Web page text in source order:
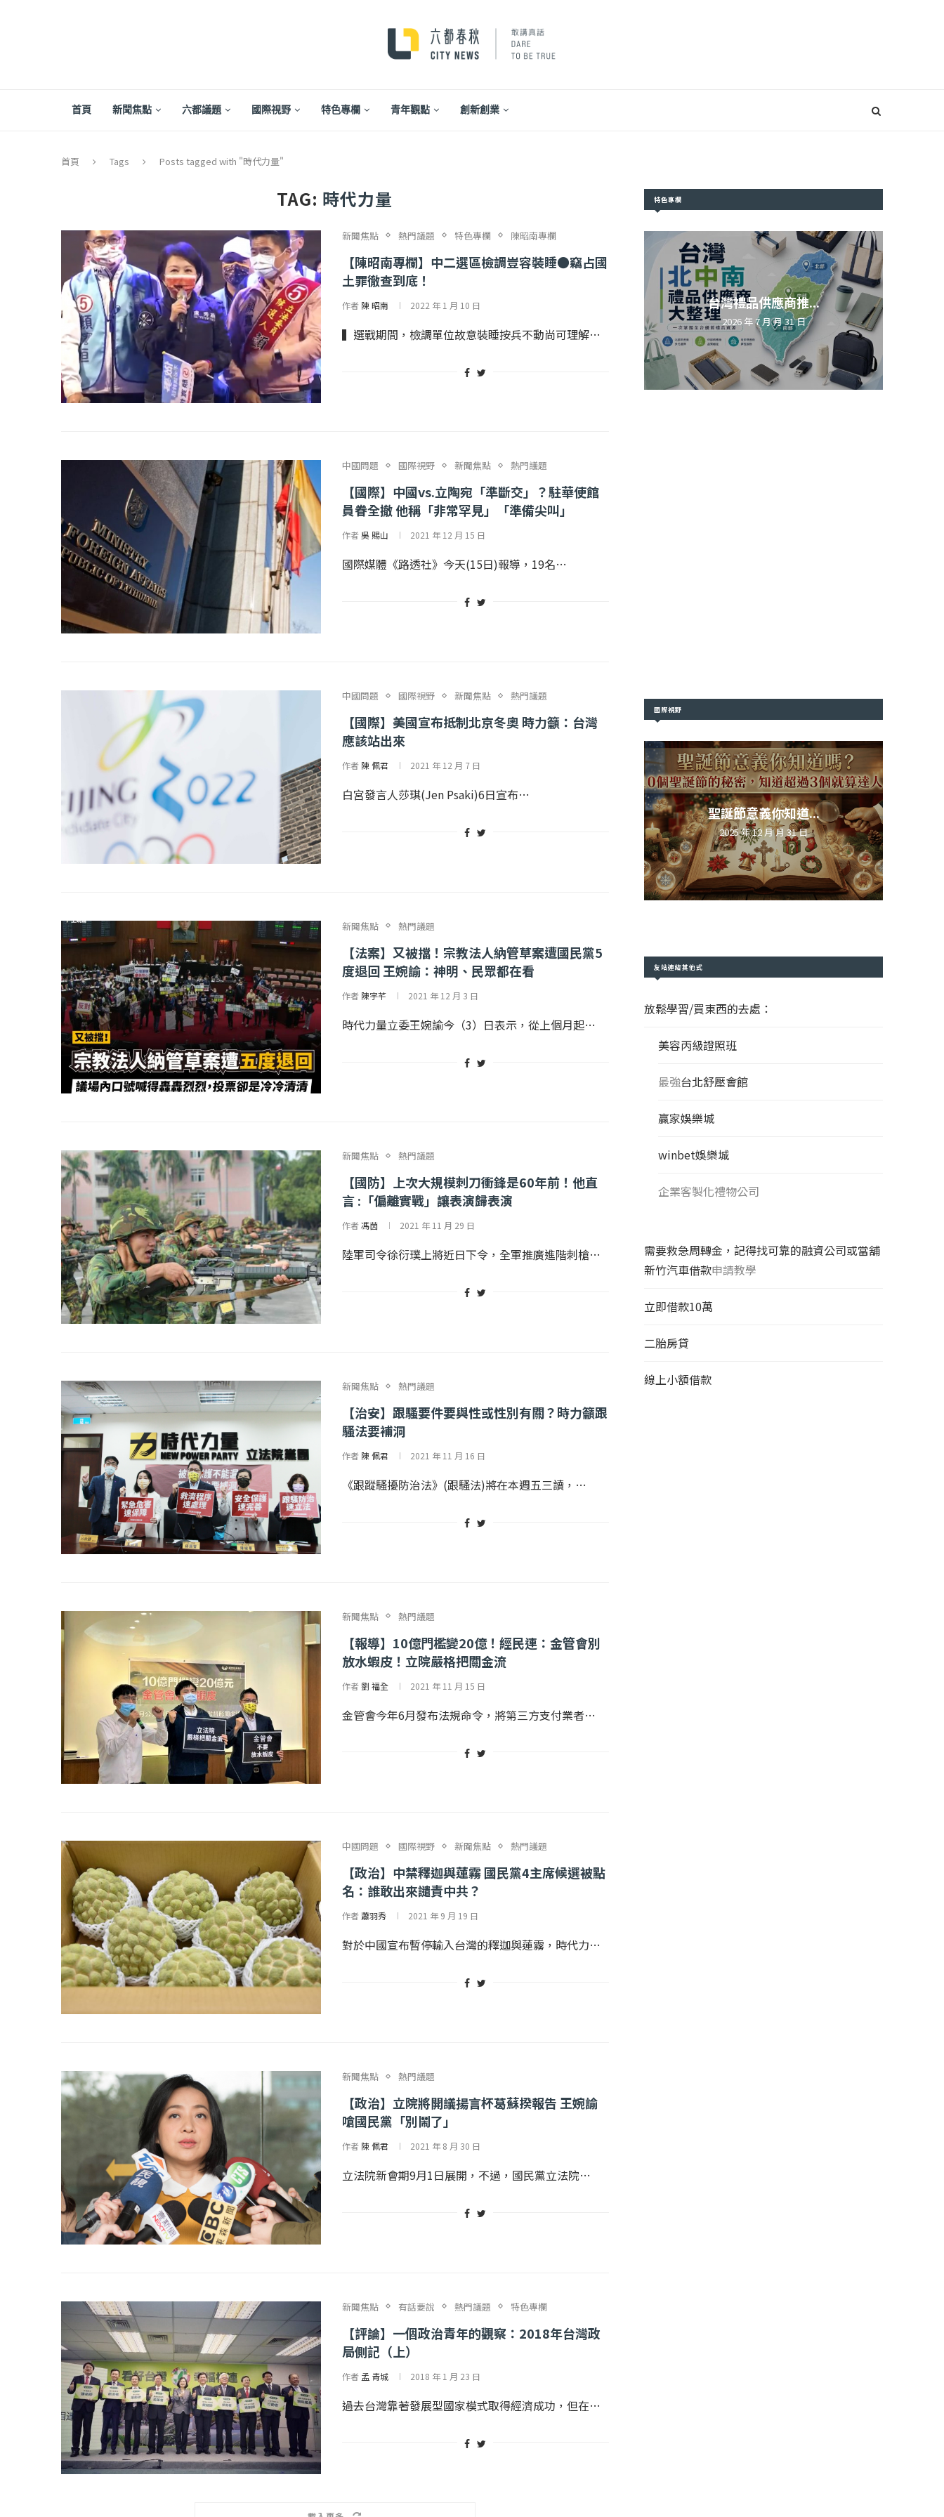
首頁 新聞焦點 六都議題 國際視野 特色專欄 青年觀點 創新創業
首頁 Tags Posts tagged with "時代力量"
TAG: 時代力量
新聞焦點 熱門議題 特色專欄 陳昭南專欄
【陳昭南專欄】中二選區檢調豈容裝睡●竊占國
土罪徹查到底！
作者 陳 昭南 2022 年 1 月 10 日
▍選戰期間，檢調單位故意裝睡按兵不動尚可理解…
中國問題 國際視野 新聞焦點 熱門議題
【國際】中國vs.立陶宛「準斷交」？駐華使館
員眷全撤 他稱「非常罕見」「準備尖叫」
作者吳 賜山 2021 年 12 月 15 日
國際媒體《路透社》今天(15日)報導，19名…
中國問題 國際視野 新聞焦點 熱門議題
【國際】美國宣布抵制北京冬奧 時力籲：台灣
應該站出來
作者 陳 佩君 2021 年 12 月 7 日
白宮發言人莎琪(Jen Psaki)6日宣布…
新聞焦點 熱門議題
【法案】又被擋！宗教法人納管草案遭國民黨5
度退回 王婉諭：神明、民眾都在看
作者 陳宇芊 2021 年 12 月 3 日
時代力量立委王婉諭今（3）日表示，從上個月起…
新聞焦點 熱門議題
【國防】上次大規模刺刀衝鋒是60年前！他直
言 :「偏離實戰」讓表演歸表演
作者馮茵 2021 年 11 月 29 日
陸軍司令徐衍璞上將近日下令，全軍推廣進階刺槍…
新聞焦點 熱門議題
【治安】跟騷要件要與性或性別有關？時力籲跟
騷法要補洞
作者 陳 佩君 2021 年 11 月 16 日
《跟蹤騷擾防治法》(跟騷法)將在本週五三讀，…
新聞焦點 熱門議題
【報導】10億門檻變20億！經民連：金管會別
放水蝦皮！立院嚴格把關金流
作者劉 福全 2021 年 11 月 15 日
金管會今年6月發布法規命令，將第三方支付業者…
中國問題 國際視野 新聞焦點 熱門議題
【政治】中禁釋迦與蓮霧 國民黨4主席候選被點
名：誰敢出來譴責中共？
作者蕭羽秀 2021 年 9 月 19 日
對於中國宣布暫停輸入台灣的釋迦與蓮霧，時代力…
新聞焦點 熱門議題
【政治】立院將開議揚言杯葛蘇揆報告 王婉諭
嗆國民黨「別鬧了」
作者 陳 佩君 2021 年 8 月 30 日
立法院新會期9月1日展開，不過，國民黨立法院…
新聞焦點 有話要說 熱門議題 特色專欄
【評論】一個政治青年的觀察：2018年台灣政
局側記（上）
作者 孟 青城 2018 年 1 月 23 日
過去台灣靠著發展型國家模式取得經濟成功，但在…
特色專欄
評論】國民黨在...
2022 年 1 月 月 23 日
【陳昭南專欄】支...
2022 年 1 月 月 22 日
【一個律師的筆記... 台灣禮品供應商推...
2026 年 7 月 月 31 日
國際視野
島雷克雅內斯火...
2023 年 12 月 月 20 日
哈馬斯引爆遠超4...
2023 年 11 月 月 25 日 2022 年 1 月 月 22 日
聖誕節意義你知道...
2025 年 12 月 月 31 日
友站連結其他式
放鬆學習/買東西的去處：
美容丙級證照班
最強台北舒壓會館
贏家娛樂城
winbet娛樂城
企業客製化禮物公司
需要救急周轉金，記得找可靠的融資公司或當舖
新竹汽車借款申請教學
立即借款10萬
二胎房貸
線上小額借款